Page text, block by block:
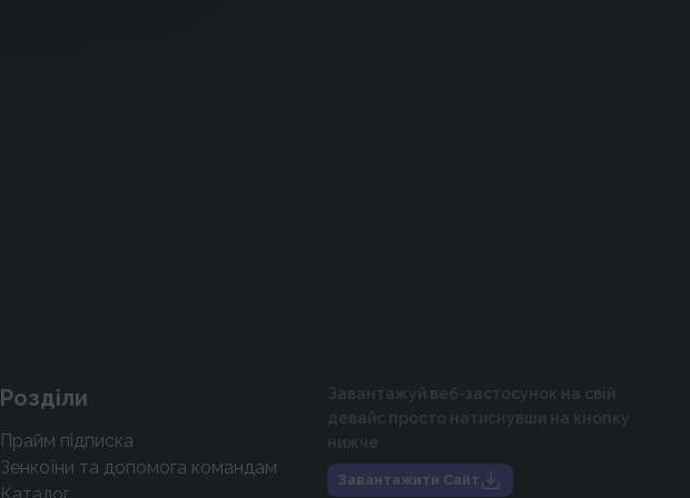
Розділи
Прайм підписка
Зенкоїни та допомога командам
Завантажуй веб-застосунок на свій
девайс просто натиснувши на кнопку
нижче
Завантажити Сайт